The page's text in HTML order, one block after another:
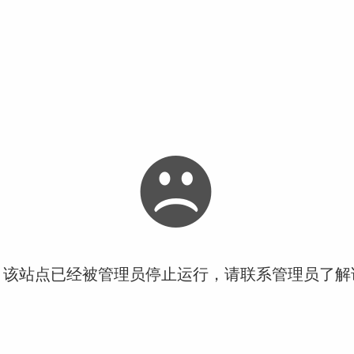
站点已经被管理员停止运行，请联系管理员了